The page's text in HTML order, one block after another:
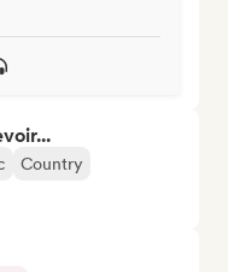
Country